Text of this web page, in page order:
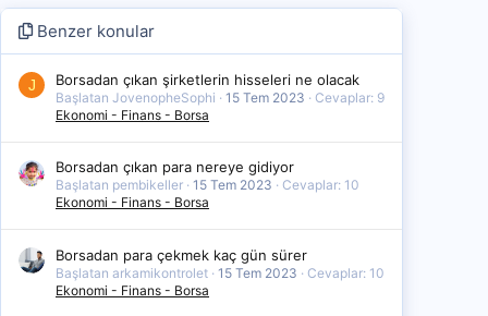
Benzer konular
J Borsadan çıkan şirketlerin hisseleri ne olacak
Başlatan JovenopheSophi 15 Tem 2023
Cevaplar: 9
Ekonomi - Finans - Borsa
Borsadan çıkan para nereye gidiyor
Başlatan pembikeller 15 Tem 2023
Cevaplar: 10
Ekonomi - Finans - Borsa
Borsadan para çekmek kaç gün sürer
Başlatan arkamikontrolet 15 Tem 2023
Cevaplar: 10
Ekonomi - Finans - Borsa